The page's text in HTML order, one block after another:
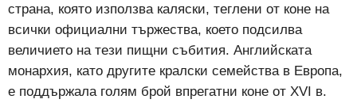
страна, която използва каляски, теглени от коне на
всички официални тържества, което подсилва
величието на тези пищни събития. Английската
монархия, като другите кралски семейства в Европа,
е поддържала голям брой впрегатни коне от ХVІ в.